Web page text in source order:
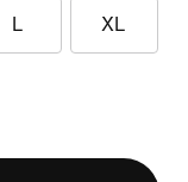
L XL